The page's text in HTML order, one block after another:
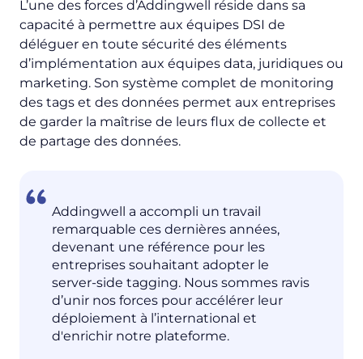
L’une des forces d’Addingwell réside dans sa
capacité à permettre aux équipes DSI de
déléguer en toute sécurité des éléments
d’implémentation aux équipes data, juridiques ou
marketing. Son système complet de monitoring
des tags et des données permet aux entreprises
de garder la maîtrise de leurs flux de collecte et
de partage des données.
Addingwell a accompli un travail
remarquable ces dernières années,
devenant une référence pour les
entreprises souhaitant adopter le
server-side tagging. Nous sommes ravis
d’unir nos forces pour accélérer leur
déploiement à l’international et
d'enrichir notre plateforme.